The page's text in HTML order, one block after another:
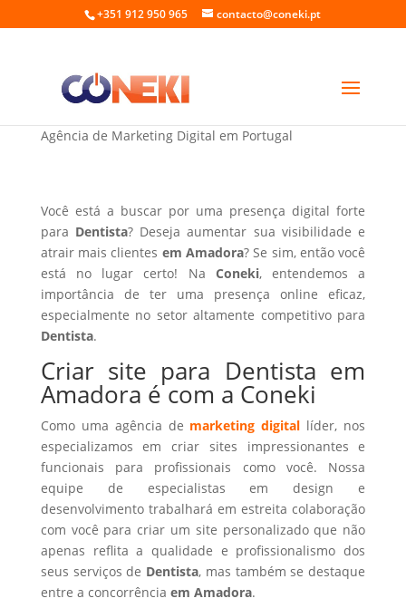
+351 912 950 965 contacto@coneki.pt
Criar site para Dentista em Amadora
Agência de Marketing Digital em Portugal
Você está a buscar por uma presença digital forte
para Dentista? Deseja aumentar sua visibilidade e
atrair mais clientes em Amadora? Se sim, então você
está no lugar certo! Na Coneki, entendemos a
importância de ter uma presença online eficaz,
especialmente no setor altamente competitivo para
Dentista.
Criar site para Dentista em
Amadora é com a Coneki
Como uma agência de marketing digital líder, nos
especializamos em criar sites impressionantes e
funcionais para profissionais como você. Nossa
equipe de especialistas em design e
desenvolvimento trabalhará em estreita colaboração
com você para criar um site personalizado que não
apenas reflita a qualidade e profissionalismo dos
seus serviços de Dentista, mas também se destaque
entre a concorrência em Amadora.